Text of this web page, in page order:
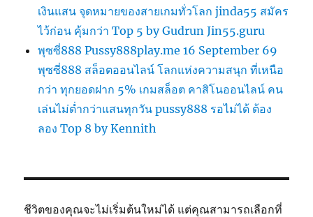
เงินแสน จุดหมายของสายเกมทั่วโลก jinda55 สมัคร
ไว้ก่อน คุ้มกว่า Top 5 by Gudrun Jin55.guru
พุซซี่888 Pussy888play.me 16 September 69
พุซซี่888 สล็อตออนไลน์ โลกแห่งความสนุก ที่เหนือ
กว่า ทุกยอดฝาก 5% เกมสล็อต คาสิโนออนไลน์ คน
เล่นไม่ต่ำกว่าแสนทุกวัน pussy888 รอไม่ได้ ต้อง
ลอง Top 8 by Kennith
ชีวิตของคุณจะไม่เริ่มต้นใหม่ได้ แต่คุณสามารถเลือกที่